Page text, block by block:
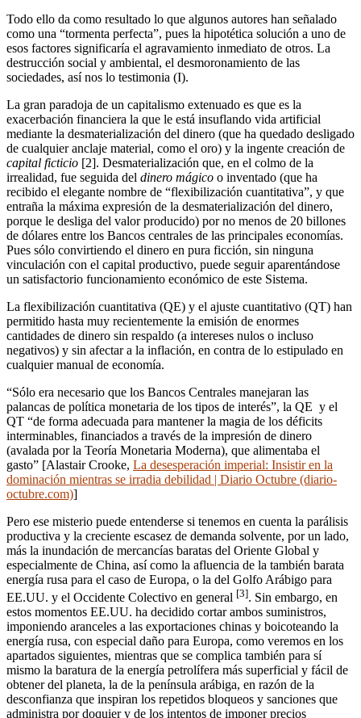
Todo ello da como resultado lo que algunos autores han señalado
como una “tormenta perfecta”, pues la hipotética solución a uno de
esos factores significaría el agravamiento inmediato de otros. La
destrucción social y ambiental, el desmoronamiento de las
sociedades, así nos lo testimonia (I).
La gran paradoja de un capitalismo extenuado es que es la
exacerbación financiera la que le está insuflando vida artificial
mediante la desmaterialización del dinero (que ha quedado desligado
de cualquier anclaje material, como el oro) y la ingente creación de
capital ficticio [2]. Desmaterialización que, en el colmo de la
irrealidad, fue seguida del dinero mágico o inventado (que ha
recibido el elegante nombre de “flexibilización cuantitativa”, y que
entraña la máxima expresión de la desmaterialización del dinero,
porque le desliga del valor producido) por no menos de 20 billones
de dólares entre los Bancos centrales de las principales economías.
Pues sólo convirtiendo el dinero en pura ficción, sin ninguna
vinculación con el capital productivo, puede seguir aparentándose
un satisfactorio funcionamiento económico de este Sistema.
La flexibilización cuantitativa (QE) y el ajuste cuantitativo (QT) han
permitido hasta muy recientemente la emisión de enormes
cantidades de dinero sin respaldo (a intereses nulos o incluso
negativos) y sin afectar a la inflación, en contra de lo estipulado en
cualquier manual de economía.
“Sólo era necesario que los Bancos Centrales manejaran las
palancas de política monetaria de los tipos de interés”, la QE y el
QT “de forma adecuada para mantener la magia de los déficits
interminables, financiados a través de la impresión de dinero
(avalada por la Teoría Monetaria Moderna), que alimentaba el
gasto” [Alastair Crooke, La desesperación imperial: Insistir en la
dominación mientras se irradia debilidad | Diario Octubre (diario-
octubre.com)]
Pero ese misterio puede entenderse si tenemos en cuenta la parálisis
productiva y la creciente escasez de demanda solvente, por un lado,
más la inundación de mercancías baratas del Oriente Global y
especialmente de China, así como la afluencia de la también barata
energía rusa para el caso de Europa, o la del Golfo Arábigo para
EE.UU. y el Occidente Colectivo en general [3]. Sin embargo, en
estos momentos EE.UU. ha decidido cortar ambos suministros,
imponiendo aranceles a las exportaciones chinas y boicoteando la
energía rusa, con especial daño para Europa, como veremos en los
apartados siguientes, mientras que se complica también para sí
mismo la baratura de la energía petrolífera más superficial y fácil de
obtener del planeta, la de la península arábiga, en razón de la
desconfianza que inspiran los repetidos bloqueos y sanciones que
administra por doquier y de los intentos de imponer precios